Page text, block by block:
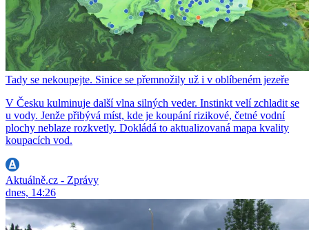
Tady se nekoupejte. Sinice se přemnožily už i v oblíbeném jezeře
V Česku kulminuje další vlna silných veder. Instinkt velí zchladit se
u vody. Jenže přibývá míst, kde je koupání rizikové, četné vodní
plochy neblaze rozkvetly. Dokládá to aktualizovaná mapa kvality
koupacích vod.
Aktuálně.cz - Zprávy
dnes, 14:26